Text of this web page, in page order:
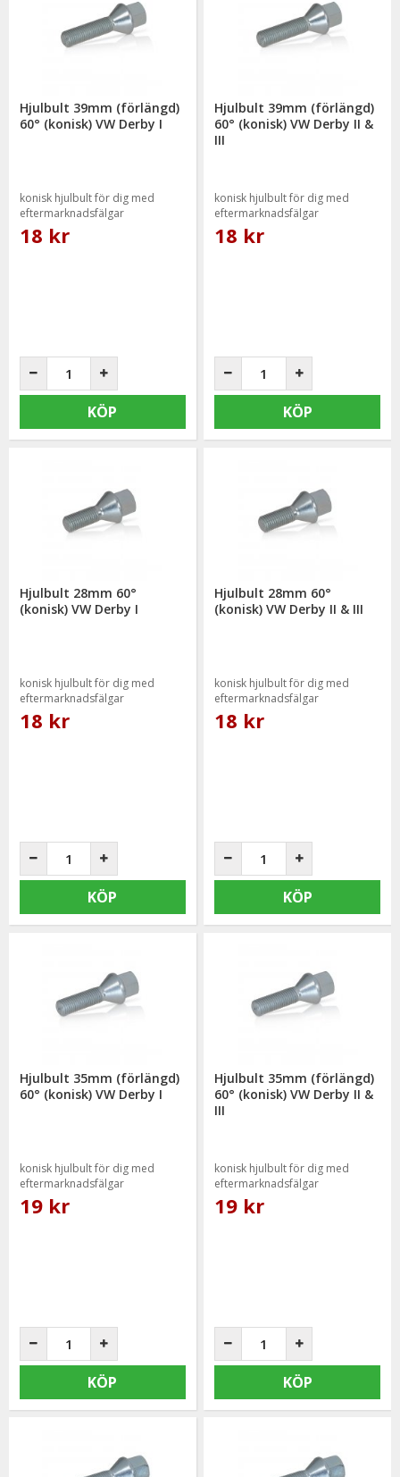
Hjulbult 39mm (förlängd)
60° (konisk) VW Derby I
konisk hjulbult för dig med
eftermarknadsfälgar
18 kr
KÖP
Hjulbult 39mm (förlängd)
60° (konisk) VW Derby II &
III
konisk hjulbult för dig med
eftermarknadsfälgar
18 kr
KÖP
Hjulbult 28mm 60°
(konisk) VW Derby I
konisk hjulbult för dig med
eftermarknadsfälgar
18 kr
KÖP
Hjulbult 28mm 60°
(konisk) VW Derby II & III
konisk hjulbult för dig med
eftermarknadsfälgar
18 kr
KÖP
Hjulbult 35mm (förlängd)
60° (konisk) VW Derby I
konisk hjulbult för dig med
eftermarknadsfälgar
19 kr
KÖP
Hjulbult 35mm (förlängd)
60° (konisk) VW Derby II &
III
konisk hjulbult för dig med
eftermarknadsfälgar
19 kr
KÖP